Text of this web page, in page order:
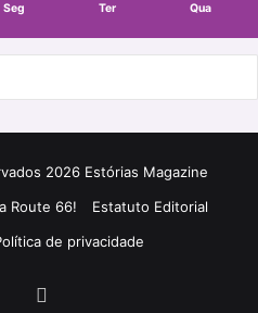
Seg Ter Qua
2026 Estórias Magazine
Route 66!
Estatuto Editorial
de privacidade
Facebook